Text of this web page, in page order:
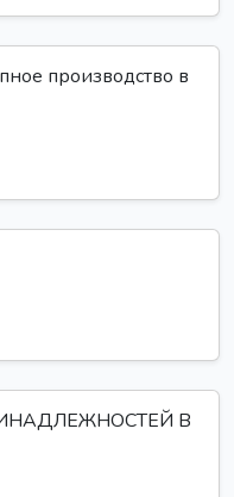
производство в
В